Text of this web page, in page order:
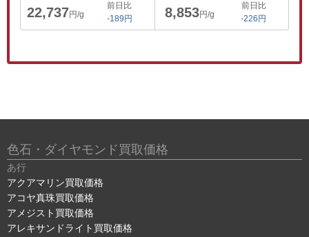
22,737円/g
前日比
-189円
8,853円/g
前日比
-226円
色石・ダイヤモンド買取価格
あ行
アクアマリン買取価格
アコヤ真珠買取価格
アメジスト買取価格
アレキサンドライト買取価格